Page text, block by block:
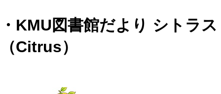
・KMU図書館だより シトラス
（Citrus）